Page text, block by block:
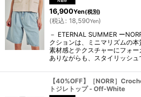
並び順
絞り込む
16,900Yen(税別)
(税込: 18,590Yen)
－ ETERNAL SUMMER ー
クションは、ミニマリズムの
素材感とテクスチャーにフォ
ありながらも、スタイリッシ
【40%OFF】［NORR］
トジレトップ - Off-White